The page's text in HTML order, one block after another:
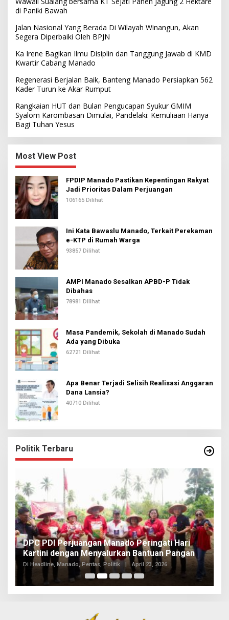
di Paniki Bawah
Jalan Nasional Yang Berada Di Wilayah Winangun, Akan
Segera Diperbaiki Oleh BPJN
Ka Irene Bagikan Ilmu Disiplin dan Tanggung Jawab di KMD
Kwartir Cabang Manado
Regenerasi Berjalan Baik, Banteng Manado Persiapkan 562
Kader Turun ke Akar Rumput
Rangkaian HUT dan Bulan Pengucapan Syukur GMIM
Syalom Karombasan Dimulai, Pandelaki: Kemuliaan Hanya
Bagi Tuhan Yesus
Most View Post
FPDIP Manado Pastikan Kepentingan Rakyat
Jadi Prioritas Dalam Perjuangan
106165 Dilihat
Ini Kata Bawaslu Manado, Terkait Perekaman
e-KTP di Rumah Warga
93857 Dilihat
AMPI Manado Sesalkan APBD-P Tidak
Dibahas
78981 Dilihat
Masa Pandemik, Sekolah di Manado Sudah
Ada yang Dibuka
62721 Dilihat
Apa Benar Terjadi Selisih Realisasi Anggaran
Dana Lansia?
40710 Dilihat
Politik Terbaru
DPC PDI Perjuangan Manado Peringati Hari
Kartini dengan Menyalurkan Bantuan Pangan
Di Headline, Manado, Pentas, Politik April 23, 2026